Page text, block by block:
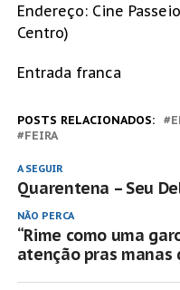
Endereço: Cine
Centro)
Entrada franca
POSTS RELACIONADOS:
FEIRA
A SEGUIR
Quarentena – Seu
NÃO PERCA
“Rime como uma
atenção pras manas